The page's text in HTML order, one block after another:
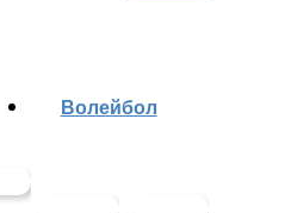
Волейбол